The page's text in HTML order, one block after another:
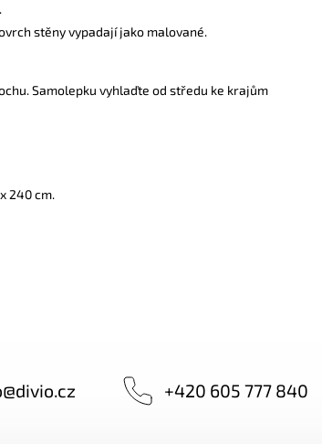
stěny vypadají jako malované.
Samolepku vyhlaďte od středu ke krajům
240 cm.
@divio.cz +420 605 777 840